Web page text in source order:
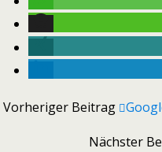
Vorheriger Beitrag
Nächster